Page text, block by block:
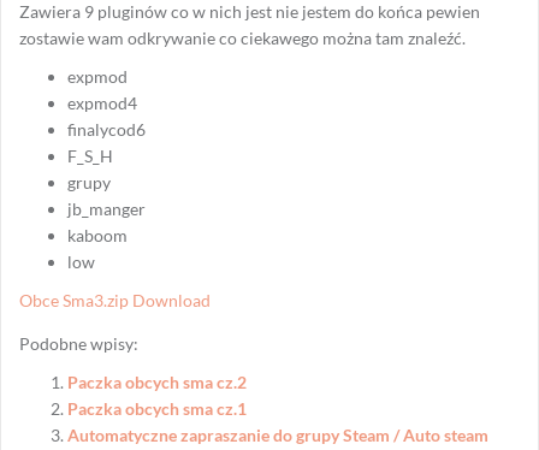
Zawiera 9 pluginów co w nich jest nie jestem do końca pewien
zostawie wam odkrywanie co ciekawego można tam znaleźć.
expmod
expmod4
finalycod6
F_S_H
grupy
jb_manger
kaboom
low
Obce Sma3.zip Download
Podobne wpisy:
Paczka obcych sma cz.2
Paczka obcych sma cz.1
Automatyczne zapraszanie do grupy Steam / Auto steam